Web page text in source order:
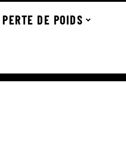
PERTE DE POIDS